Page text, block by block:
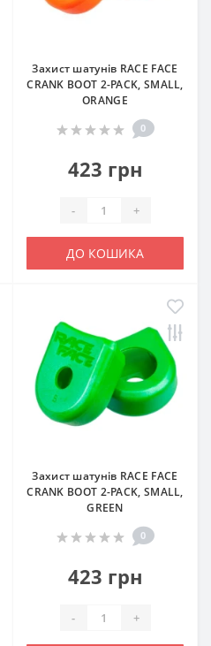
Захист шатунів RACE FACE
CRANK BOOT 2-PACK, SMALL,
ORANGE
0
423 грн
- +
ДО КОШИКА
Захист шатунів RACE FACE
CRANK BOOT 2-PACK, SMALL,
GREEN
0
423 грн
- +